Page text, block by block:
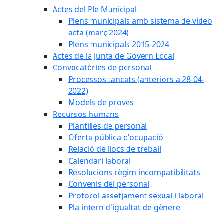
Actes del Ple Municipal
Plens municipals amb sistema de vídeo
acta (març 2024)
Plens municipals 2015-2024
Actes de la Junta de Govern Local
Convocatòries de personal
Processos tancats (anteriors a 28-04-
2022)
Models de proves
Recursos humans
Plantilles de personal
Oferta pública d'ocupació
Relació de llocs de treball
Calendari laboral
Resolucions règim incompatibilitats
Convenis del personal
Protocol assetjament sexual i laboral
Pla intern d'igualtat de gènere